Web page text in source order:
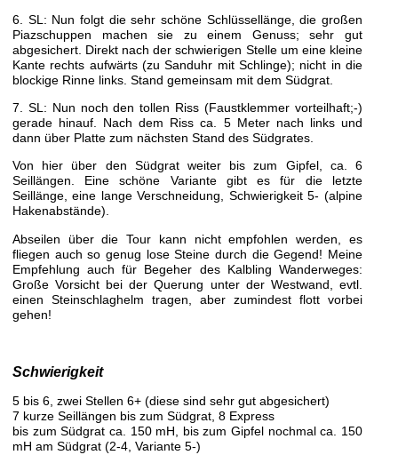
6. SL: Nun folgt die sehr schöne Schlüssellänge, die großen
Piazschuppen machen sie zu einem Genuss; sehr gut
abgesichert. Direkt nach der schwierigen Stelle um eine kleine
Kante rechts aufwärts (zu Sanduhr mit Schlinge); nicht in die
blockige Rinne links. Stand gemeinsam mit dem Südgrat.
7. SL: Nun noch den tollen Riss (Faustklemmer vorteilhaft;-)
gerade hinauf. Nach dem Riss ca. 5 Meter nach links und
dann über Platte zum nächsten Stand des Südgrates.
Von hier über den Südgrat weiter bis zum Gipfel, ca. 6
Seillängen. Eine schöne Variante gibt es für die letzte
Seillänge, eine lange Verschneidung, Schwierigkeit 5- (alpine
Hakenabstände).
Abseilen über die Tour kann nicht empfohlen werden, es
fliegen auch so genug lose Steine durch die Gegend! Meine
Empfehlung auch für Begeher des Kalbling Wanderweges:
Große Vorsicht bei der Querung unter der Westwand, evtl.
einen Steinschlaghelm tragen, aber zumindest flott vorbei
gehen!
Schwierigkeit
5 bis 6, zwei Stellen 6+ (diese sind sehr gut abgesichert)
7 kurze Seillängen bis zum Südgrat, 8 Express
bis zum Südgrat ca. 150 mH, bis zum Gipfel nochmal ca. 150
mH am Südgrat (2-4, Variante 5-)